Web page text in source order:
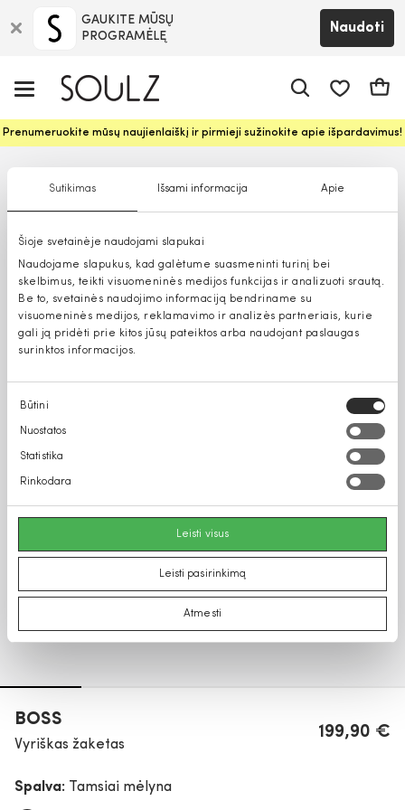
Sutikimas Išsami informacija Apie
Šioje svetainėje naudojami slapukai
Naudojame slapukus, kad galėtume suasmeninti turinį bei
skelbimus, teikti visuomeninės medijos funkcijas ir analizuoti srautą.
Be to, svetainės naudojimo informaciją bendriname su
visuomeninės medijos, reklamavimo ir analizės partneriais, kurie
gali ją pridėti prie kitos jūsų pateiktos arba naudojant paslaugas
surinktos informacijos.
Sutikimo
pasirinkimas
Būtini
Nuostatos
Statistika
Rinkodara
Leisti visus
Leisti pasirinkimą
Atmesti
GAUKITE MŪSŲ
PROGRAMĖLĘ
Naudoti
Prenumeruokite mūsų naujienlaiškį ir pirmieji sužinokite apie išpardavimus!
BOSS
Vyriškas žaketas
199,90 €
Spalva: Tamsiai mėlyna